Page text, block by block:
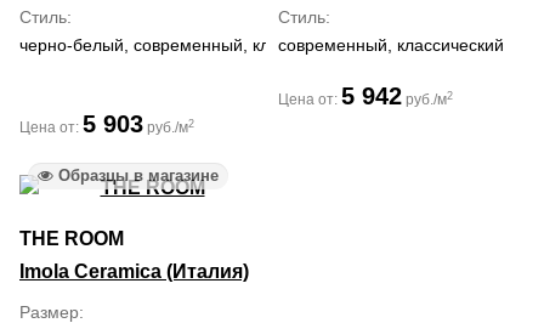
Стиль
черно-белый, современный, классический
Цена от: 5 903 руб./м2
Стиль
современный, классический
Цена от: 5 942 руб./м2
Образцы в магазине
THE ROOM
Imola Ceramica (Италия)
Размер